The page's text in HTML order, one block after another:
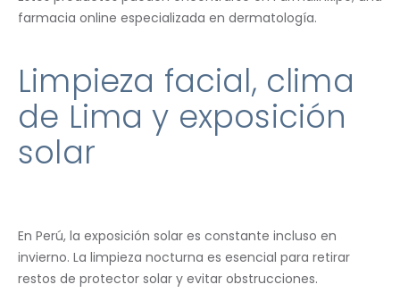
farmacia online especializada en dermatología.
Limpieza facial, clima
de Lima y exposición
solar
En Perú, la exposición solar es constante incluso en
invierno. La limpieza nocturna es esencial para retirar
restos de protector solar y evitar obstrucciones.